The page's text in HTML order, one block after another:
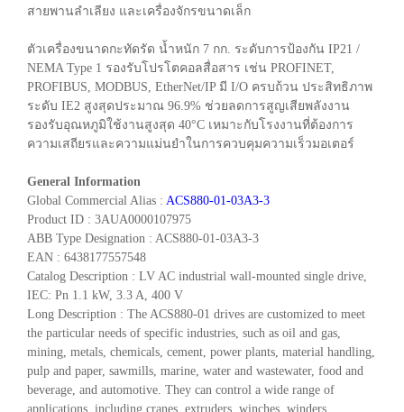
สายพานลำเลียง และเครื่องจักรขนาดเล็ก
ตัวเครื่องขนาดกะทัดรัด น้ำหนัก 7 กก. ระดับการป้องกัน IP21 /
NEMA Type 1 รองรับโปรโตคอลสื่อสาร เช่น PROFINET,
PROFIBUS, MODBUS, EtherNet/IP มี I/O ครบถ้วน ประสิทธิภาพ
ระดับ IE2 สูงสุดประมาณ 96.9% ช่วยลดการสูญเสียพลังงาน
รองรับอุณหภูมิใช้งานสูงสุด 40°C เหมาะกับโรงงานที่ต้องการ
ความเสถียรและความแม่นยำในการควบคุมความเร็วมอเตอร์
General Information
Global Commercial Alias : ACS880-01-03A3-3
Product ID : 3AUA0000107975
ABB Type Designation : ACS880-01-03A3-3
EAN : 6438177557548
Catalog Description : LV AC industrial wall-mounted single drive,
IEC: Pn 1.1 kW, 3.3 A, 400 V
Long Description : The ACS880-01 drives are customized to meet
the particular needs of specific industries, such as oil and gas,
mining, metals, chemicals, cement, power plants, material handling,
pulp and paper, sawmills, marine, water and wastewater, food and
beverage, and automotive. They can control a wide range of
applications, including cranes, extruders, winches, winders,